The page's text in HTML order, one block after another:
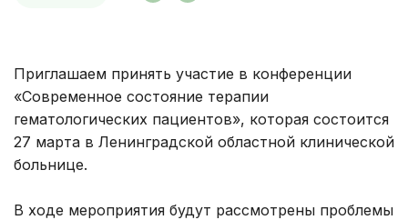
Приглашаем принять участие в конференции
«Современное состояние терапии
гематологических пациентов», которая состоится
27 марта в Ленинградской областной клинической
больнице.
В ходе мероприятия будут рассмотрены проблемы